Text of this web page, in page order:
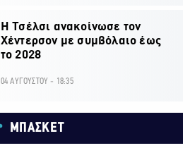
H Τσέλσι ανακοίνωσε τον
Χέντερσον με συμβόλαιο έως
το 2028
04 ΑΥΓΟΥΣΤΟΥ - 18:35
ΜΠΑΣΚΕΤ